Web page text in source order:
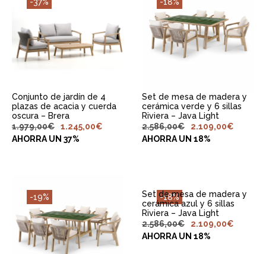
Conjunto de jardín de 4
plazas de acacia y cuerda
oscura – Brera
1.979,00€ 1.245,00€
AHORRA UN 37%
Set de mesa de madera y
cerámica verde y 6 sillas
Riviera – Java Light
2.586,00€ 2.109,00€
AHORRA UN 18%
-19% -18%
Set de mesa de madera y
cerámica azul y 6 sillas
Riviera – Java Light
2.586,00€ 2.109,00€
AHORRA UN 18%